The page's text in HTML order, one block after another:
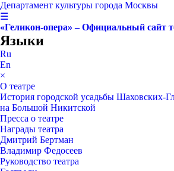
Департамент культуры города Москвы
☰
«Геликон-опера» – Официальный сайт
Языки
Ru
En
×
О театре
История городской усадьбы Шаховских-
на Большой Никитской
Пресса о театре
Награды театра
Дмитрий Бертман
Владимир Федосеев
Руководство театра